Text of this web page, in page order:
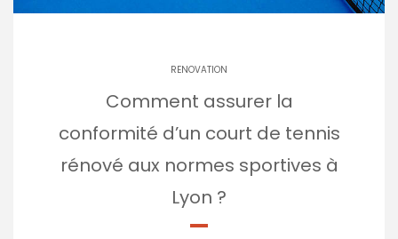
RENOVATION
Comment assurer la
conformité d’un court de tennis
rénové aux normes sportives à
Lyon ?